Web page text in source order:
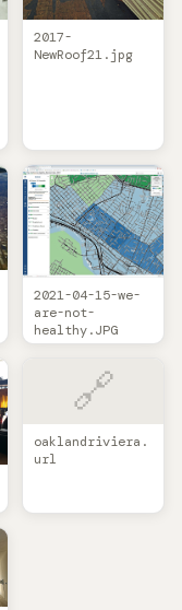
2017-
NewRoof21.jpg
2021-04-15-we-
are-not-
healthy.JPG
🔗
oaklandriviera.
url